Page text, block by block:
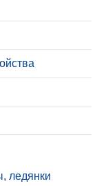
ледянки